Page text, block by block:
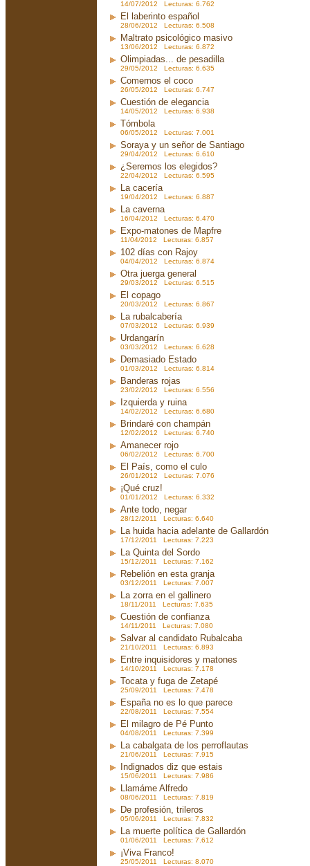
14/07/2012 Lecturas: 6.762
El laberinto español
28/06/2012 Lecturas: 6.508
Maltrato psicológico masivo
13/06/2012 Lecturas: 6.872
Olimpiadas... de pesadilla
29/05/2012 Lecturas: 6.635
Comernos el coco
26/05/2012 Lecturas: 6.747
Cuestión de elegancia
14/05/2012 Lecturas: 6.938
Tómbola
06/05/2012 Lecturas: 7.001
Soraya y un señor de Santiago
29/04/2012 Lecturas: 6.610
¿Seremos los elegidos?
22/04/2012 Lecturas: 6.595
La cacería
19/04/2012 Lecturas: 6.887
La caverna
16/04/2012 Lecturas: 6.470
Expo-matones de Mapfre
11/04/2012 Lecturas: 6.857
102 días con Rajoy
04/04/2012 Lecturas: 6.874
Otra juerga general
29/03/2012 Lecturas: 6.515
El copago
20/03/2012 Lecturas: 6.867
La rubalcabería
07/03/2012 Lecturas: 6.939
Urdangarín
03/03/2012 Lecturas: 6.628
Demasiado Estado
01/03/2012 Lecturas: 6.814
Banderas rojas
23/02/2012 Lecturas: 6.556
Izquierda y ruina
14/02/2012 Lecturas: 6.680
Brindaré con champán
12/02/2012 Lecturas: 6.740
Amanecer rojo
06/02/2012 Lecturas: 6.700
El País, como el culo
26/01/2012 Lecturas: 7.076
¡Qué cruz!
01/01/2012 Lecturas: 6.332
Ante todo, negar
28/12/2011 Lecturas: 6.640
La huida hacia adelante de Gallardón
17/12/2011 Lecturas: 7.223
La Quinta del Sordo
15/12/2011 Lecturas: 7.162
Rebelión en esta granja
03/12/2011 Lecturas: 7.007
La zorra en el gallinero
18/11/2011 Lecturas: 7.635
Cuestión de confianza
14/11/2011 Lecturas: 7.080
Salvar al candidato Rubalcaba
21/10/2011 Lecturas: 6.893
Entre inquisidores y matones
14/10/2011 Lecturas: 7.178
Tocata y fuga de Zetapé
25/09/2011 Lecturas: 7.478
España no es lo que parece
22/08/2011 Lecturas: 7.554
El milagro de Pé Punto
04/08/2011 Lecturas: 7.399
La cabalgata de los perroflautas
21/06/2011 Lecturas: 7.915
Indignados diz que estais
15/06/2011 Lecturas: 7.986
Llamáme Alfredo
08/06/2011 Lecturas: 7.819
De profesión, trileros
05/06/2011 Lecturas: 7.832
La muerte política de Gallardón
01/06/2011 Lecturas: 7.612
¡Viva Franco!
25/05/2011 Lecturas: 8.070